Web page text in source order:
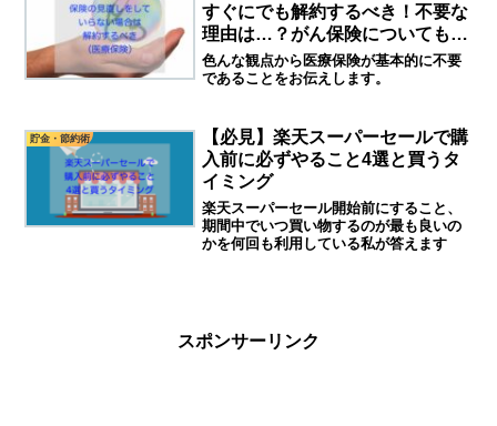
すぐにでも解約するべき！不要な
理由は…？がん保険についても解
説（医療保険編）
色んな観点から医療保険が基本的に不要
であることをお伝えします。
貯金・節約術
【必見】楽天スーパーセールで購
入前に必ずやること4選と買うタ
イミング
楽天スーパーセール開始前にすること、
期間中でいつ買い物するのが最も良いの
かを何回も利用している私が答えます
スポンサーリンク